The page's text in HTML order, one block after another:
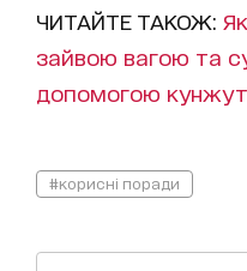
ЧИТАЙТЕ ТАКОЖ:
зайвою вагою та
допомогою
#корисні поради